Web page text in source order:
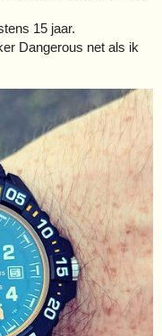
15 jaar.
Dangerous net als ik